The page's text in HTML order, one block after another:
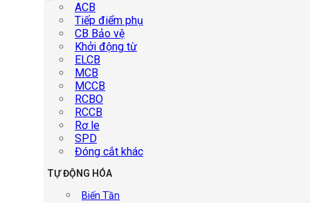
ACB
Tiếp điểm phụ
CB Bảo vệ
Khởi động từ
ELCB
MCB
MCCB
RCBO
RCCB
Rơ le
SPD
Đóng cắt khác
TỰ ĐỘNG HÓA
Biến Tần